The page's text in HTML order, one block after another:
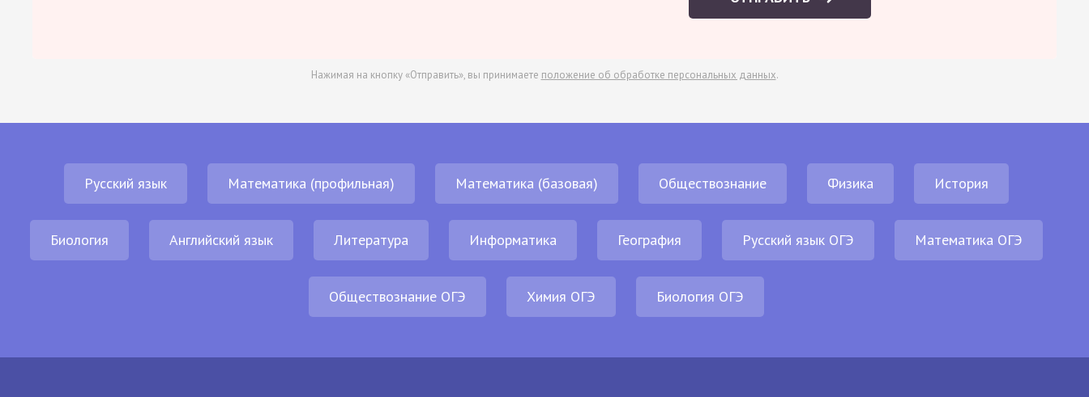
Нажимая на кнопку «Отправить», вы принимаете положение об обработке персональных данных.
Русский язык Математика (профильная) Математика (базовая) Обществознание Физика История
Биология Английский язык Литература Информатика География Русский язык ОГЭ Математика ОГЭ
Обществознание ОГЭ Химия ОГЭ Биология ОГЭ